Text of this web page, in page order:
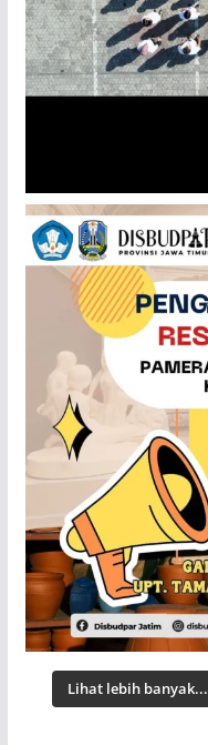
Lihat lebih banyak...